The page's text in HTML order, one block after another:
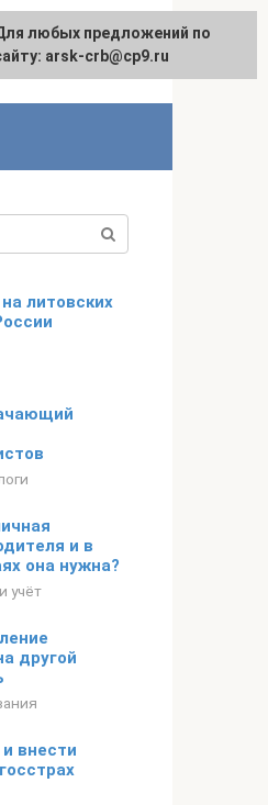
литовских
и в
она нужна?
учёт
другой
внести
любых предложений по
arsk-crb@cp9.ru